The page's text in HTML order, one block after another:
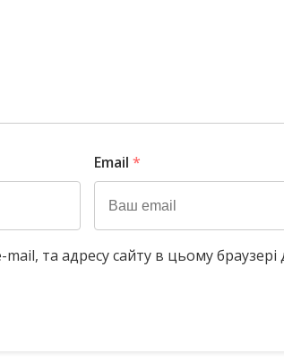
Email *
mail, та адресу сайту в цьому